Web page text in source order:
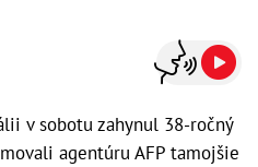
v sobotu zahynul 38-ročný
agentúru AFP tamojšie